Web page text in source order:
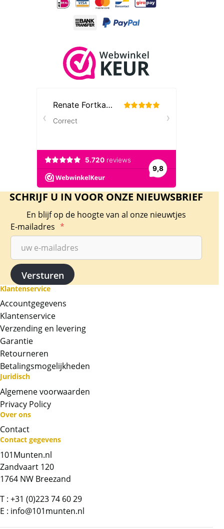
Chat met ons
Whatsapp ons!
Bel ons
Contactformulier
SCHRIJF U IN VOOR ONZE NIEUWSBRIEF
En blijf op de hoogte van al onze nieuwtjes
E-mailadres *
Klantenservice
Accountgegevens
Klantenservice
Verzending en levering
Garantie
Retourneren
Betalingsmogelijkheden
Juridisch
Algemene voorwaarden
Privacy Policy
Over ons
Contact
Contact gegevens
101Munten.nl
Zandvaart 120
1764 NW Breezand
T : +31 (0)223 74 60 29
E : info@101munten.nl